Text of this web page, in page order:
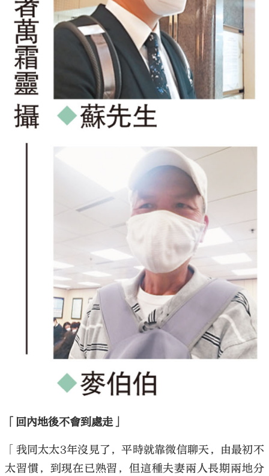
「回內地後不會到處走」
「我同太太3年沒見了，平時就靠微信聊天，由最初不
太習慣，到現在已熟習，但這種夫妻兩人長期兩地分